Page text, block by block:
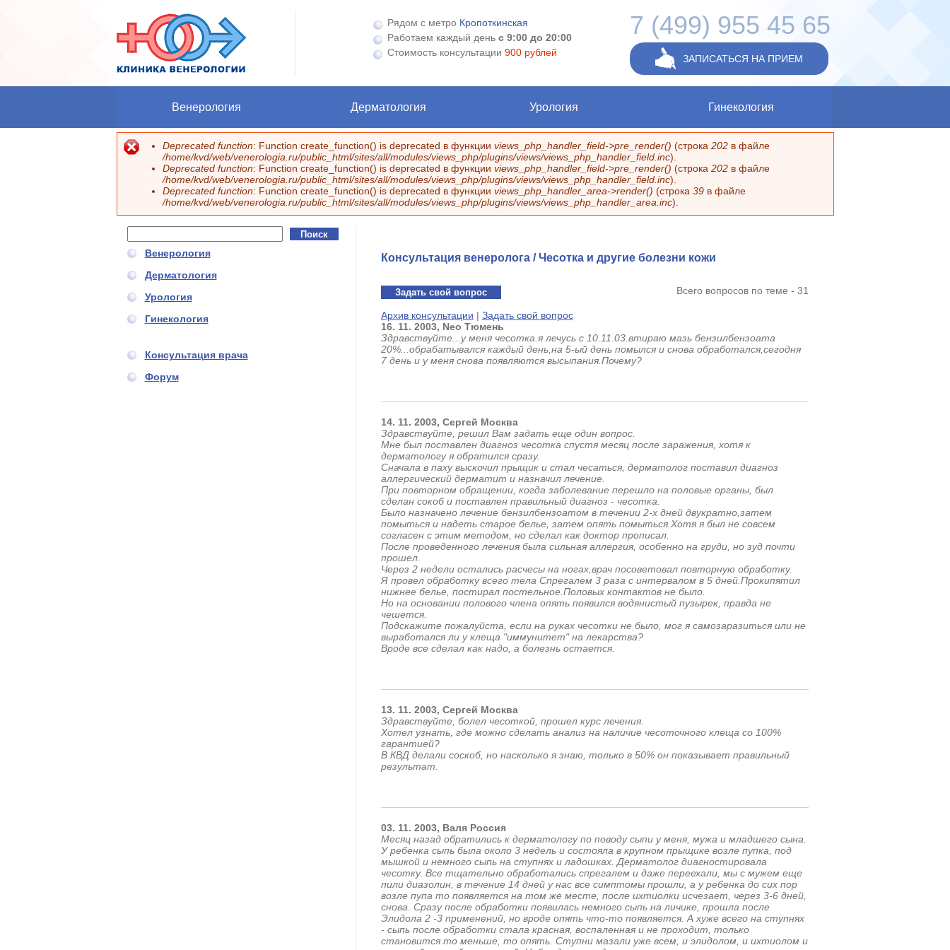
Рядом с метро Кропоткинская
Работаем каждый деньс 9:00 до 20:00
Стоимость консультации900 рублей
7 (499) 955 45 65
ЗАПИСАТЬСЯ НА ПРИЕМ
Венерология Дерматология Урология Гинекология
Сообщение об ошибке
Deprecated function: Function create_function() is deprecated в функции views_php_handler_field->pre_render() (строка 202в файле
/home/kvd/web/venerologia.ru/public_html/sites/all/modules/views_php/plugins/views/views_php_handler_field.inc).
Deprecated function: Function create_function() is deprecated в функции views_php_handler_field->pre_render() (строка 202в файле
/home/kvd/web/venerologia.ru/public_html/sites/all/modules/views_php/plugins/views/views_php_handler_field.inc).
Deprecated function: Function create_function() is deprecated в функции views_php_handler_area->render() (строка 39в файле
/home/kvd/web/venerologia.ru/public_html/sites/all/modules/views_php/plugins/views/views_php_handler_area.inc).
Форма поиска
Поиск
Венерология
Дерматология
Урология
Гинекология
Консультация врача
Форум
Консультация венеролога / Чесотка и другие болезни кожи
Задать свой вопрос Всего вопросов по теме - 31
Архив консультации | Задать свой вопрос
16. 11. 2003, Neo Тюмень
Здравствуйте...у меня чесотка.я лечусь с 10.11.03.втираю мазь бензилбензоата
20%...обрабатывался каждый день,на 5-ый день помылся и снова обработался,сегодня
7 день и у меня снова появляются высыпания.Почему?
14. 11. 2003, Сергей Москва
Здравствуйте, решил Вам задать еще один вопрос.
Мне был поставлен диагноз чесотка спустя месяц после заражения, хотя к
дерматологу я обратился сразу.
Сначала в паху выскочил прыщик и стал чесаться, дерматолог поставил диагноз
аллергический дерматит и назначил лечение.
При повторном обращении, когда заболевание перешло на половые органы, был
сделан сокоб и поставлен правильный диагноз - чесотка.
Было назначено лечение бензилбензоатом в течении 2-х дней двукратно,затем
помыться и надеть старое белье, затем опять помыться.Хотя я был не совсем
согласен с этим методом, но сделал как доктор прописал.
После проведенного лечения была сильная аллергия, особенно на груди, но зуд почти
прошел.
Через 2 недели остались расчесы на ногах,врач посоветовал повторную обработку.
Я провел обработку всего тела Спрегалем 3 раза с интервалом в 5 дней.Прокипятил
нижнее белье, постирал постельное.Половых контактов не было.
Но на основании полового члена опять появился водянистый пузырек, правда не
чешется.
Подскажите пожалуйста, если на руках чесотки не было, мог я самозаразиться или не
выработался ли у клеща "иммунитет" на лекарства?
Вроде все сделал как надо, а болезнь остается.
13. 11. 2003, Сергей Москва
Здравствуйте, болел чесоткой, прошел курс лечения.
Хотел узнать, где можно сделать анализ на наличие чесоточного клеща со 100%
гарантией?
В КВД делали соскоб, но насколько я знаю, только в 50% он показывает правильный
результат.
03. 11. 2003, Валя Россия
Месяц назад обратились к дерматологу по поводу сыпи у меня, мужа и младшего сына.
У ребенка сыпь была около 3 недель и состояла в крупном прыщике возле пупка, под
мышкой и немного сыпь на ступнях и ладошках. Дерматолог диагностировала
чесотку. Все тщательно обработались спрегалем и даже переехали, мы с мужем еще
пили диазолин, в течение 14 дней у нас все симптомы прошли, а у ребенка до сих пор
возле пупа то появляется на том же месте, после ихтиолки исчезает, через 3-6 дней,
снова. Сразу после обработки появилась немного сыпь на личике, прошла после
Элидола 2 -3 применений, но вроде опять что-то появляется. А хуже всего на ступнях
- сыпь после обработки стала красная, воспаленная и не проходит, только
становится то меньше, то опять. Ступни мазали уже всем, и элидолом, и ихтиолом и